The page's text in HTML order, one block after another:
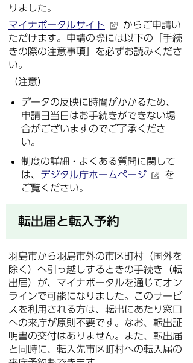
りました。
マイナポータルサイト
からご申請い
ただけます。申請の際には以下の「手続
きの際の注意事項」を必ずお読みくださ
い。
（注意）
データの反映に時間がかかるため、
申請日当日はお手続きができない場
合がございますのでご了承くださ
い。
制度の詳細・よくある質問に関して
は、 デジタル庁ホームページ
を
ご覧ください。
転出届と転入予約
羽島市から羽島市外の市区町村（国外を
除く）へ引っ越しするときの手続き（転
出届）が、マイナポータルを通じてオン
ラインで可能になりました。このサービ
スを利用される方は、転出にあたり窓口
への来庁が原則不要です。なお、転出証
明書の交付はありません。また、転出届
と同時に、転入先市区町村への転入届の